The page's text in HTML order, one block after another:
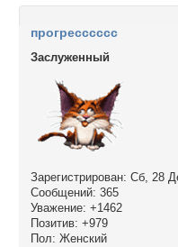
прогресссссс
Заслуженный
Зарегистрирован: Сб, 28
Сообщений: 365
Уважение: +1462
Позитив: +979
Пол: Женский